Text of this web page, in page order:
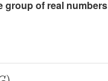
group of real numbers
)